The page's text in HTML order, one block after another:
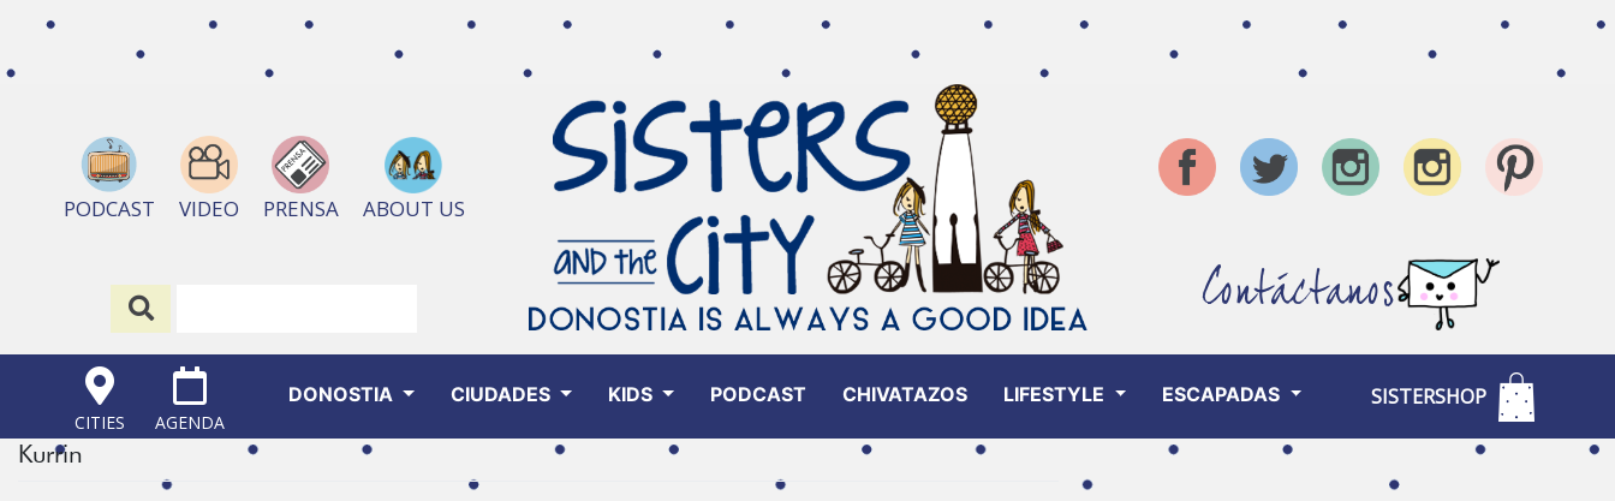
PODCAST VIDEO PRENSA ABOUT US
Contáctanos
CITIES AGENDA
DONOSTIA CIUDADES KIDS PODCAST CHIVATAZOS LIFESTYLE ESCAPADAS SISTERSHOP
Kurrin